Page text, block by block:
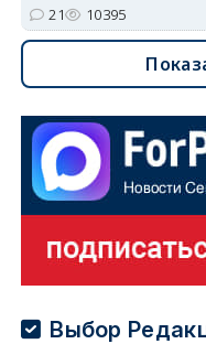
21 10395
Выбор